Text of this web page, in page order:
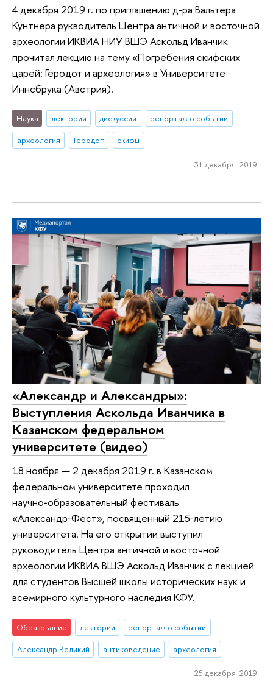
4 декабря 2019 г. по приглашению д‑ра Вальтера
Кунтнера рукводитель Центра античной и восточной
археологии ИКВИА НИУ ВШЭ Аскольд Иванчик
прочитал лекцию на тему «Погребения скифских
царей: Геродот и археология» в Университете
Иннсбрука (Австрия).
Наука лектории дискуссии
репортаж о событии
археология
Геродот скифы
31 декабря 2019
«Александр и Александры»:
Выступления Аскольда Иванчика в
Казанском федеральном
университете (видео)
18 ноября — 2 декабря 2019 г. в Казанском
федеральном университете проходил
научно‑образовательный фестиваль
«Александр‑Фест», посвященный 215‑летию
университета. На его открытии выступил
руководитель Центра античной и восточной
археологии ИКВИА ВШЭ Аскольд Иванчик с лекцией
для студентов Высшей школы исторических наук и
всемирного культурного наследия КФУ.
Образование лектории
репортаж о событии
Александр Великий
антиковедение археология
25 декабря 2019